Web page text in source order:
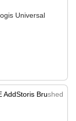
Universal